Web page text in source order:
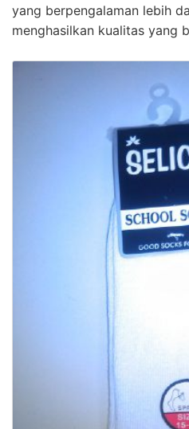
yang berpengalaman lebih
menghasilkan kualitas yang